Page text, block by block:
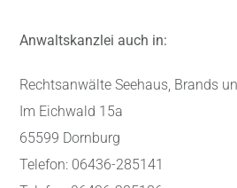
Anwaltskanzlei auch in:
Rechtsanwälte Seehaus, Brands
Im Eichwald 15a
65599 Dornburg
Telefon: 06436-285141